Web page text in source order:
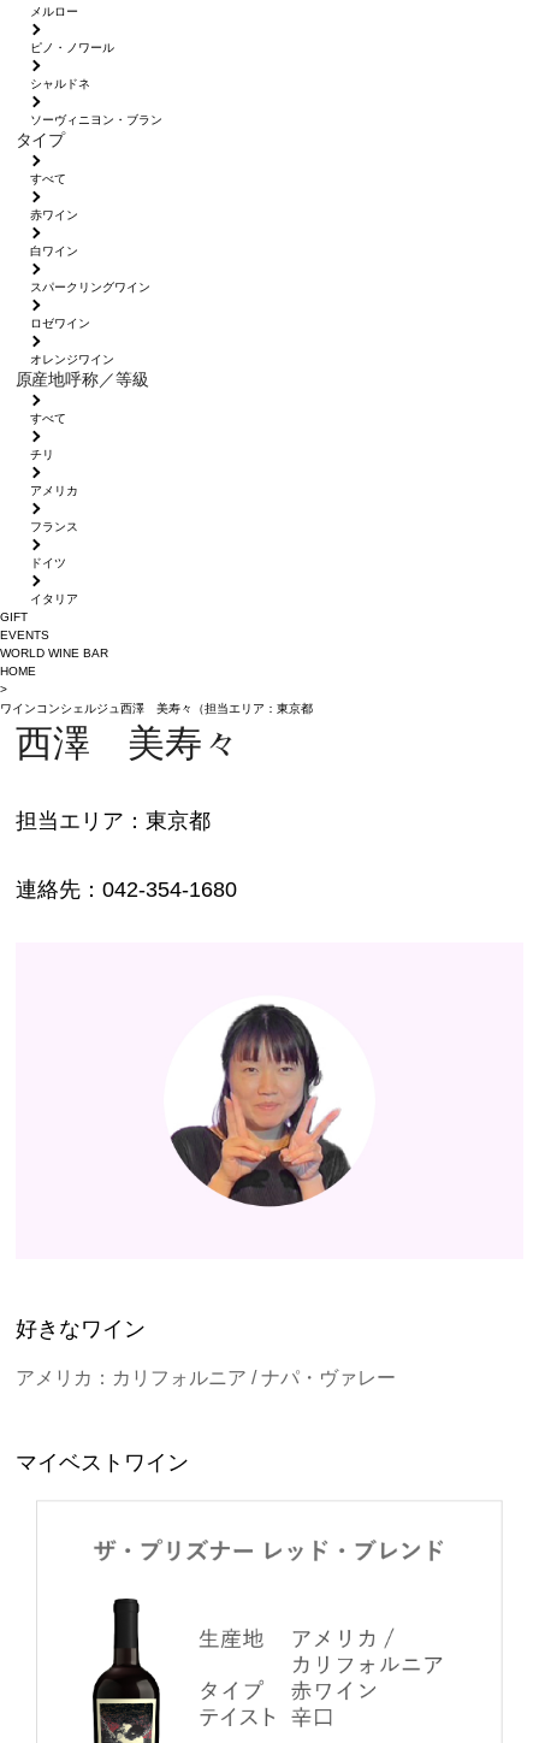
メルロー
ピノ・ノワール
シャルドネ
ソーヴィニヨン・ブラン
タイプ
すべて
赤ワイン
白ワイン
スパークリングワイン
ロゼワイン
オレンジワイン
原産地呼称／等級
すべて
チリ
アメリカ
フランス
ドイツ
イタリア
GIFT
EVENTS
WORLD WINE BAR
HOME
>
ワインコンシェルジュ西澤 美寿々（担当エリア：東京都
西澤 美寿々
担当エリア：東京都
連絡先：042-354-1680
好きなワイン
アメリカ：カリフォルニア / ナパ・ヴァレー
マイベストワイン